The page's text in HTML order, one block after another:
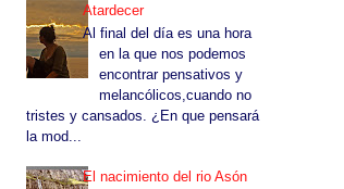
Atardecer
Al final del día es una hora
en la que nos podemos
encontrar pensativos y
melancólicos,cuando no
tristes y cansados. ¿En que pensará
la mod...
El nacimiento del rio Asón